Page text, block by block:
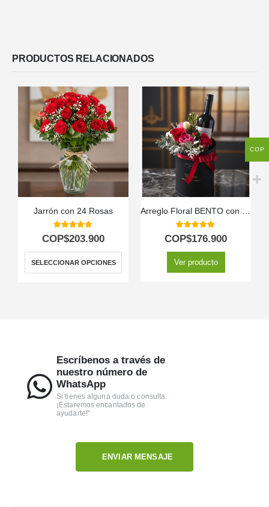
PRODUCTOS RELACIONADOS
Jarrón con 24 Rosas
5.00out of 5
COP$203.900
SELECCIONAR OPCIONES
5.00out of 5
COP$176.900
Ver producto
Escríbenos a través de
nuestro número de
WhatsApp
Si tienes alguna duda o consulta.
¡Estaremos encantados de
ayudarte!"
ENVIAR MENSAJE
COP